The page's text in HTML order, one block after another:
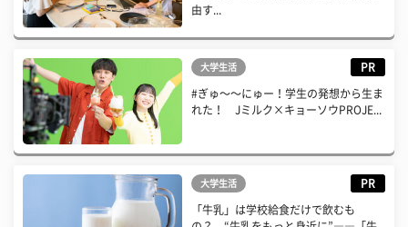
由す...
大学生活 PR
#ぎゅ〜〜にゅー！学生の発想から生ま
れた！ Jミルク×キョーソウPROJE...
大学生活 PR
「牛乳」は学校給食だけで飲むも